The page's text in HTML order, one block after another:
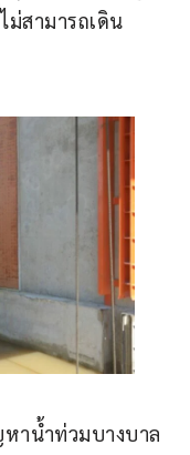
สามารถเดิน
หาน้ำท่วมบางบาล